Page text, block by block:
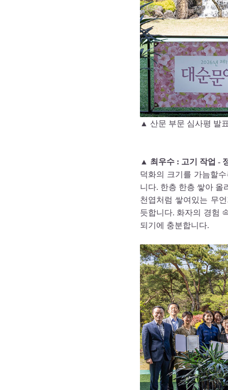
▲ 산문 부문 심사평 발
▲ 최우수 : 고기 작업 -
덕화의 크기를 가늠할
니다. 한층 한층 쌓아 올
천엽처럼 쌓여있는 무
듯합니다. 화자의 경험
되기에 충분합니다.